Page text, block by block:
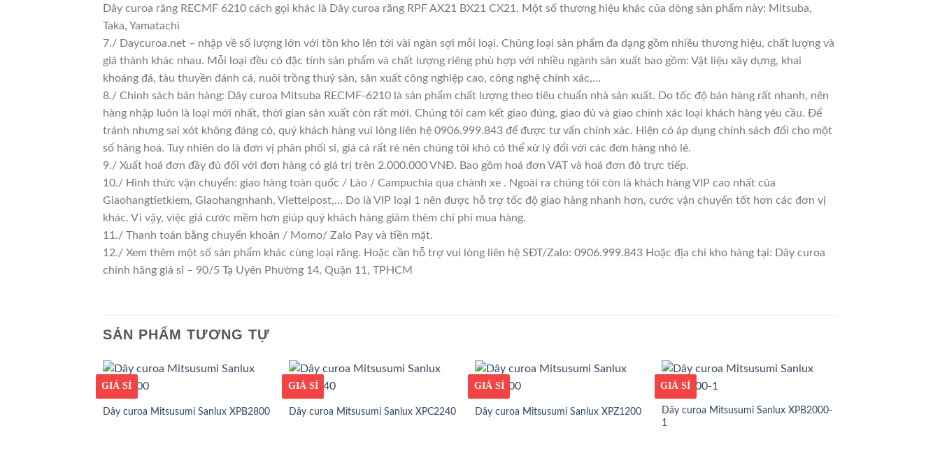
Dây curoa răng RECMF 6210 cách gọi khác là Dây curoa răng RPF AX21 BX21 CX21. Một số thương hiệu khác của dòng sản phẩm này: Mitsuba,
Taka, Yamatachi
7./ Daycuroa.net – nhập về số lượng lớn với tồn kho lên tới vài ngàn sợi mỗi loại. Chủng loại sản phẩm đa dạng gồm nhiều thương hiệu, chất lượng và
giá thành khác nhau. Mỗi loại đều có đặc tính sản phẩm và chất lượng riêng phù hợp với nhiều ngành sản xuất bao gồm: Vật liệu xây dựng, khai
khoáng đá, tàu thuyền đánh cá, nuôi trồng thuỷ sản, sản xuất công nghiệp cao, công nghệ chính xác,…
8./ Chính sách bán hàng: Dây curoa Mitsuba RECMF-6210 là sản phẩm chất lượng theo tiêu chuẩn nhà sản xuất. Do tốc độ bán hàng rất nhanh, nên
hàng nhập luôn là loại mới nhất, thời gian sản xuất còn rất mới. Chúng tôi cam kết giao đúng, giao đủ và giao chính xác loại khách hàng yêu cầu. Để
tránh nhưng sai xót không đáng có, quý khách hàng vui lòng liên hệ 0906.999.843 để được tư vấn chính xác. Hiện có áp dụng chính sách đổi cho một
số hàng hoá. Tuy nhiên do là đơn vị phân phối sỉ, giá cả rất rẻ nên chúng tôi khó có thể xử lý đổi với các đơn hàng nhỏ lẻ.
9./ Xuất hoá đơn đầy đủ đối với đơn hàng có giá trị trên 2.000.000 VNĐ. Bao gồm hoá đơn VAT và hoá đơn đỏ trực tiếp.
10./ Hình thức vận chuyển: giao hàng toàn quốc / Lào / Campuchia qua chành xe . Ngoài ra chúng tôi còn là khách hàng VIP cao nhất của
Giaohangtietkiem, Giaohangnhanh, Viettelpost,… Do là VIP loại 1 nên được hỗ trợ tốc độ giao hàng nhanh hơn, cước vận chuyển tốt hơn các đơn vị
khác. Vì vậy, việc giá cước mềm hơn giúp quý khách hàng giảm thêm chi phí mua hàng.
11./ Thanh toán bằng chuyển khoản / Momo/ Zalo Pay và tiền mặt.
12./ Xem thêm một số sản phẩm khác cùng loại răng. Hoặc cần hỗ trợ vui lòng liên hệ SĐT/Zalo: 0906.999.843 Hoặc địa chỉ kho hàng tại: Dây curoa
chính hãng giá sỉ – 90/5 Tạ Uyên Phường 14, Quận 11, TPHCM
SẢN PHẨM TƯƠNG TỰ
GIÁ TỐT
GIÁ SỈ
Dây curoa Mitsusumi Sanlux XPB2800
GIÁ TỐT
GIÁ SỈ
Dây curoa Mitsusumi Sanlux XPC2240
GIÁ TỐT
GIÁ SỈ
Dây curoa Mitsusumi Sanlux XPZ1200
GIÁ TỐT
GIÁ SỈ
Dây curoa Mitsusumi Sanlux XPB2000-
1